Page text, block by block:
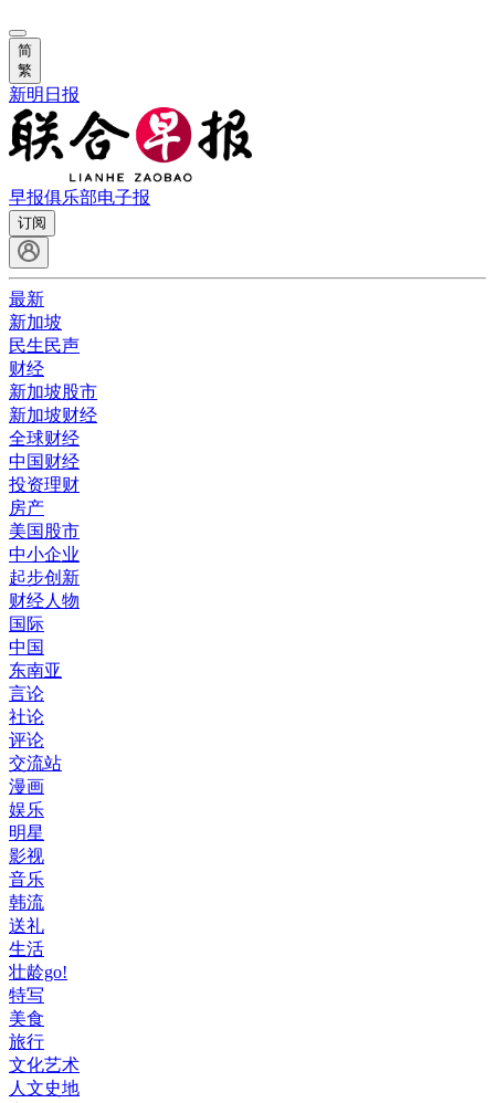
简
繁
新明日报
早报俱乐部电子报
订阅
最新
新加坡
民生民声
财经
新加坡股市
新加坡财经
全球财经
中国财经
投资理财
房产
美国股市
中小企业
起步创新
财经人物
国际
中国
东南亚
言论
社论
评论
交流站
漫画
娱乐
明星
影视
音乐
韩流
送礼
生活
壮龄go!
特写
美食
旅行
文化艺术
人文史地